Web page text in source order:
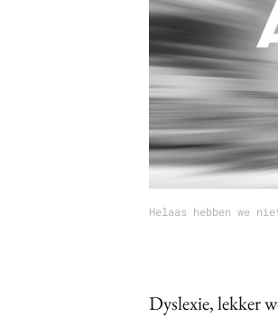
Helaas hebben we
Dyslexie, lekker